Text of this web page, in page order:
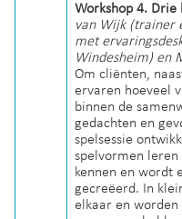
Workshop 4. Drie
van Wijk (trainer
met
Windesheim) en
Om cliënten,
ervaren hoeveel
binnen de
gedachten en
spelsessie
spelvormen
kennen en wordt
gecreëerd. In
elkaar en worden